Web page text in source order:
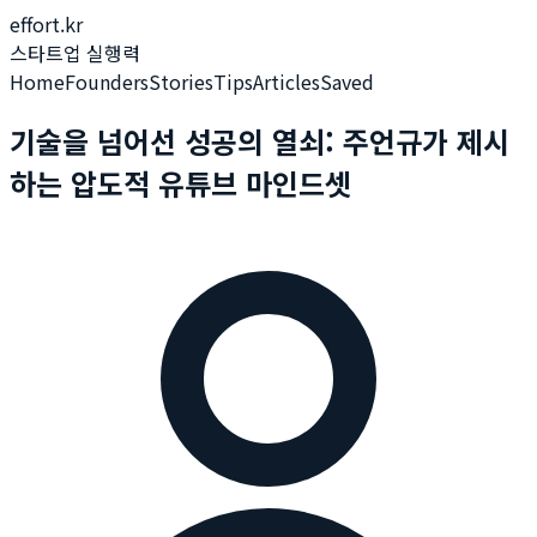
effort.kr
스타트업 실행력
HomeFoundersStoriesTipsArticlesSaved
기술을 넘어선 성공의 열쇠: 주언규가 제시
하는 압도적 유튜브 마인드셋